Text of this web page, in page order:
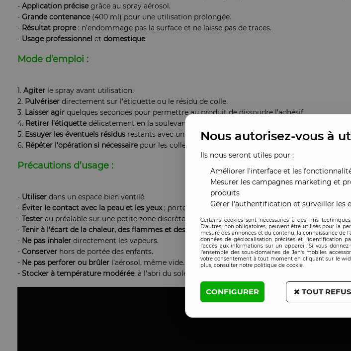
- Application précisegrâce au spray aérosol.
- Grande contenance(400 ml) pour une utilisation prolongée.
- Résultat propre: n’endommage pas la surface et ne laisse pas de traces.
- Usage professionnel et domestique.
Mode d’emploi :
1. Agiter le spray avant utilisation.
2. Pulvériser directement sur l’étiquette ou le résidu de colle.
3. Laisser agir quelques secondes pour permettre au produit de dissoudre l’adhésif.
4. Retirer l’étiquettedélicatement en la soulevant par un coin (vous pouvez utiliser un grattoir
5. Essuyer les éventuels résidus restants avec un chiffon propre.
6. Répéter l’opération si nécessairepour les colles particulièrement tenaces.
Précautions d’usage :
- Utiliser dans un espace bien ventilé.
- Éviter le contact avec la peau et les yeux; porter des gants si possible.
- Tester au préalable sur une petite zone discrète, notamment sur les plastiques sensibles ou
- Tenir à l’écart de la chaleur, des flammes et des sources d’étincelles(aérosol inflammable).
- Ne pas inhaler directement les vapeurs.
- Conserver hors de portée des enfants.
- Ne pas perforer ou brûler l’aérosol, même vide.
- Stocker à température modérée, à l’abri du soleil.
Nous autorisez-vous à
Ils nous seront utiles pour :
Améliorer l'interface et les
Mesurer les campagnes marketing et
produits
Gérer l'authentification et surveiller les
Certains cookies sont nécessaires à des fins
D'autres, non obligatoires, peuvent être utilisés pour la
mesure des annonces et du contenu, la connaissance de
données de géolocalisation précises et l'identification
l'accès aux informations sur un appareil. Si vous
l’ensemble des sous-domaines de Jen's mobiles
votre consentement à tout moment en cliquant sur le
plus, consulter notre politique de cookie.
CONFIGURER TOUT